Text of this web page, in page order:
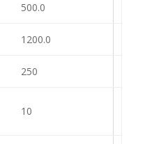
500.0
1200.0
250
10